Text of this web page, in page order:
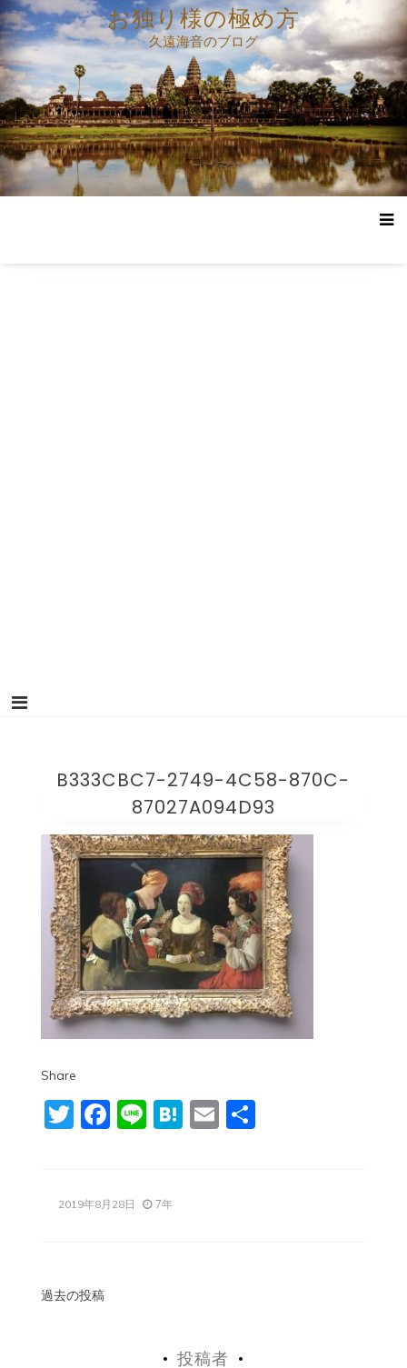
コ
ン
テ
ン
ツ
へ
ス
キ
ッ
お独り様の極め方
久遠海音のブログ
B333CBC7-2749-4C58-870C-
87027A094D93
Share
Twitter
Facebook
LineHatena
Email
共
2019年8月28日 7年
投
過去の投稿
投稿者